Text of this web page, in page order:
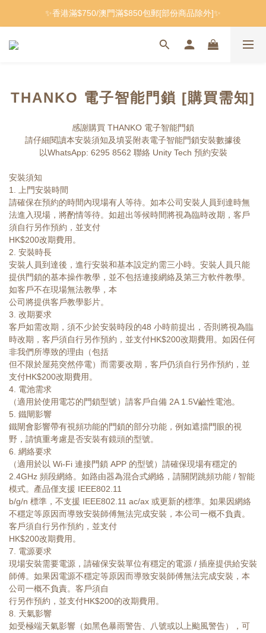
✨香港滿$750/澳門滿$850包郵[部份商品除外]✨
THANKO 電子智能門鎖 [購買需知]
感謝購買 THANKO 電子智能門鎖
請仔細閱讀本安裝須知及填妥附表電子智能門鎖安裝數據後
以WhatsApp: 6295 8562 聯絡 Unity Tech 預約安裝
安裝須知
1. 上門安裝時間
請確保在預約的時間內現場有人等待。如本公司安裝人員到達時無
法進入現場，將酌情等待。如超出等候時間將視為臨時改期，客戶
須自行另作預約，並支付
HK$200改期費用。
2. 安裝時長
安裝人員到達後，進行安裝和基本設定約需三小時。安裝人員只能
提供門鎖的基本操作教學，並不包括連接網絡及第三方軟件教學。
如客戶不在現場無法教學，本
公司將提供客戶教學影片。
3. 改期要求
客戶如需改期，須不少於安裝時段的48 小時前提出，否則將視為臨
時改期，客戶須自行另作預約，並支付HK$200改期費用。如因任何
非我們所導致的理由（包括
但不限於屋苑突然停電）而需要改期，客戶仍須自行另作預約，並
支付HK$200改期費用。
4. 電池需求
（適用於使用電芯的門鎖型號）請客戶自備 2A 1.5V鹼性電池。
5. 鐵閘影響
鐵閘會影響帶有視頻功能的門鎖的部分功能，例如遮擋門眼的視
野，請慎重考慮是否安裝有鏡頭的型號。
6. 網絡要求
（適用於以 Wi-Fi 連接門鎖 APP 的型號）請確保現場有穩定的
2.4GHz 頻段網絡。如路由器為混合式網絡，請關閉跳頻功能 / 智能
模式。產品僅支援 IEEE802.11
b/g/n 標準，不支援 IEEE802.11 ac/ax 或更新的標準。如果因網絡
不穩定等原因而導致安裝師傅無法完成安裝，本公司一概不負責。
客戶須自行另作預約，並支付
HK$200改期費用。
7. 電源要求
現場安裝需要電源，請確保安裝單位有穩定的電源 / 插座提供給安裝
師傅。如果因電源不穩定等原因而導致安裝師傅無法完成安裝，本
公司一概不負責。客戶須自
行另作預約，並支付HK$200的改期費用。
8. 天氣影響
如受極端天氣影響（如黑色暴雨警告、八號或以上颱風警告），可